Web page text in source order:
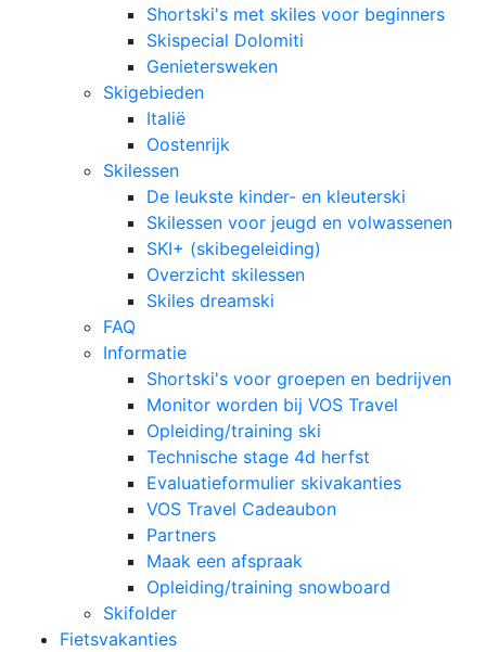
Shortski's met skiles voor beginners
Skispecial Dolomiti
Genietersweken
Skigebieden
Italië
Oostenrijk
Skilessen
De leukste kinder- en kleuterski
Skilessen voor jeugd en volwassenen
SKI+ (skibegeleiding)
Overzicht skilessen
Skiles dreamski
FAQ
Informatie
Shortski's voor groepen en bedrijven
Monitor worden bij VOS Travel
Opleiding/training ski
Technische stage 4d herfst
Evaluatieformulier skivakanties
VOS Travel Cadeaubon
Partners
Maak een afspraak
Opleiding/training snowboard
Skifolder
Fietsvakanties